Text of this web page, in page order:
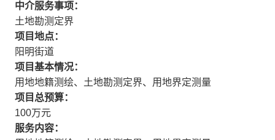
中介服务事项：
土地勘测定界
项目地点：
阳明街道
项目基本情况：
用地地籍测绘、土地勘测定界、用地界定测量
项目总预算：
100万元
服务内容：